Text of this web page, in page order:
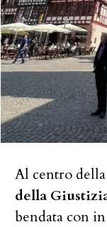
Al centro
della
bendata con